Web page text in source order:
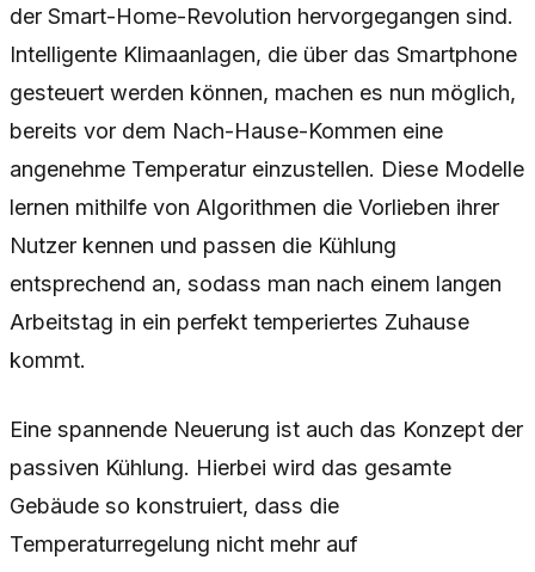
der Smart-Home-Revolution hervorgegangen sind.
Intelligente Klimaanlagen, die über das Smartphone
gesteuert werden können, machen es nun möglich,
bereits vor dem Nach-Hause-Kommen eine
angenehme Temperatur einzustellen. Diese Modelle
lernen mithilfe von Algorithmen die Vorlieben ihrer
Nutzer kennen und passen die Kühlung
entsprechend an, sodass man nach einem langen
Arbeitstag in ein perfekt temperiertes Zuhause
kommt.
Eine spannende Neuerung ist auch das Konzept der
passiven Kühlung. Hierbei wird das gesamte
Gebäude so konstruiert, dass die
Temperaturregelung nicht mehr auf